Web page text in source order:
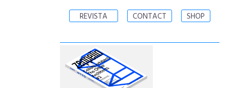
REVISTA CONTACT SHOP